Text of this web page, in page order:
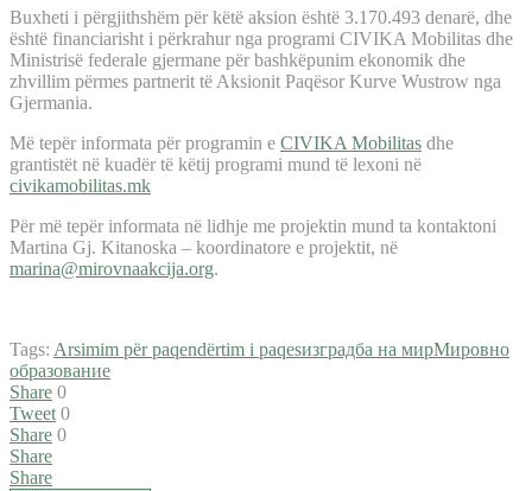
Buxheti i përgjithshëm për këtë aksion është 3.170.493 denarë, dhe
është financiarisht i përkrahur nga programi CIVIKA Mobilitas dhe
Ministrisë federale gjermane për bashkëpunim ekonomik dhe
zhvillim përmes partnerit të Aksionit Paqësor Kurve Wustrow nga
Gjermania.
Më tepër informata për programin e CIVIKA Mobilitas dhe
grantistët në kuadër të këtij programi mund të lexoni në
civikamobilitas.mk
Për më tepër informata në lidhje me projektin mund ta kontaktoni
Martina Gj. Kitanoska – koordinatore e projektit, në
marina@mirovnaakcija.org.
Tags: Arsimim për paqendërtim i paqesизградба на мирМировно
образование
Share 0
Tweet 0
Share 0
Share
Share